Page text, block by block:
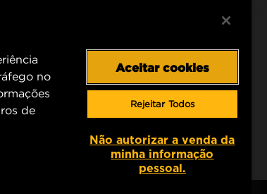
no
de
Aceitar cookies
Rejeitar Todos
Não autorizar a venda da
minha informação
pessoal.